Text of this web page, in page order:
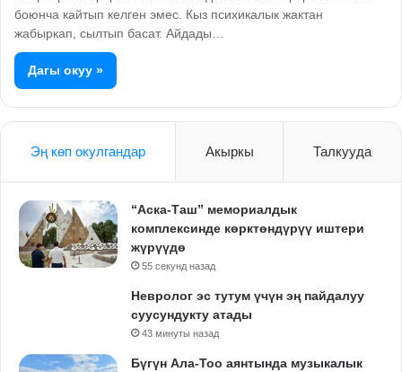
боюнча кайтып келген эмес. Кыз психикалык жактан
жабыркап, сылтып басат. Айдады…
Дагы окуу »
Эң көп окулгандар Акыркы Талкууда
“Аска-Таш” мемориалдык
комплексинде көрктөндүрүү иштери
жүрүүдө
55 секунд назад
Невролог эс тутум үчүн эң пайдалуу
суусундукту атады
43 минуты назад
Бүгүн Ала-Тоо аянтында музыкалык